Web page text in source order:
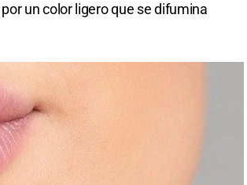
un color ligero que se difumina